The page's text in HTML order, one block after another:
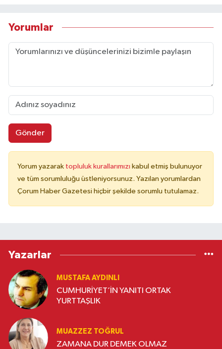
Yorumlar
Gönder
Yorum yazarak topluluk kurallarımızı kabul etmiş bulunuyor
ve tüm sorumluluğu üstleniyorsunuz. Yazılan yorumlardan
Çorum Haber Gazetesi hiçbir şekilde sorumlu tutulamaz.
Yazarlar
MUSTAFA AYDINLI
CUMHURİYET’İN YANITI ORTAK
YURTTAŞLIK
MUAZZEZ TOĞRUL
ZAMANA DUR DEMEK OLMAZ